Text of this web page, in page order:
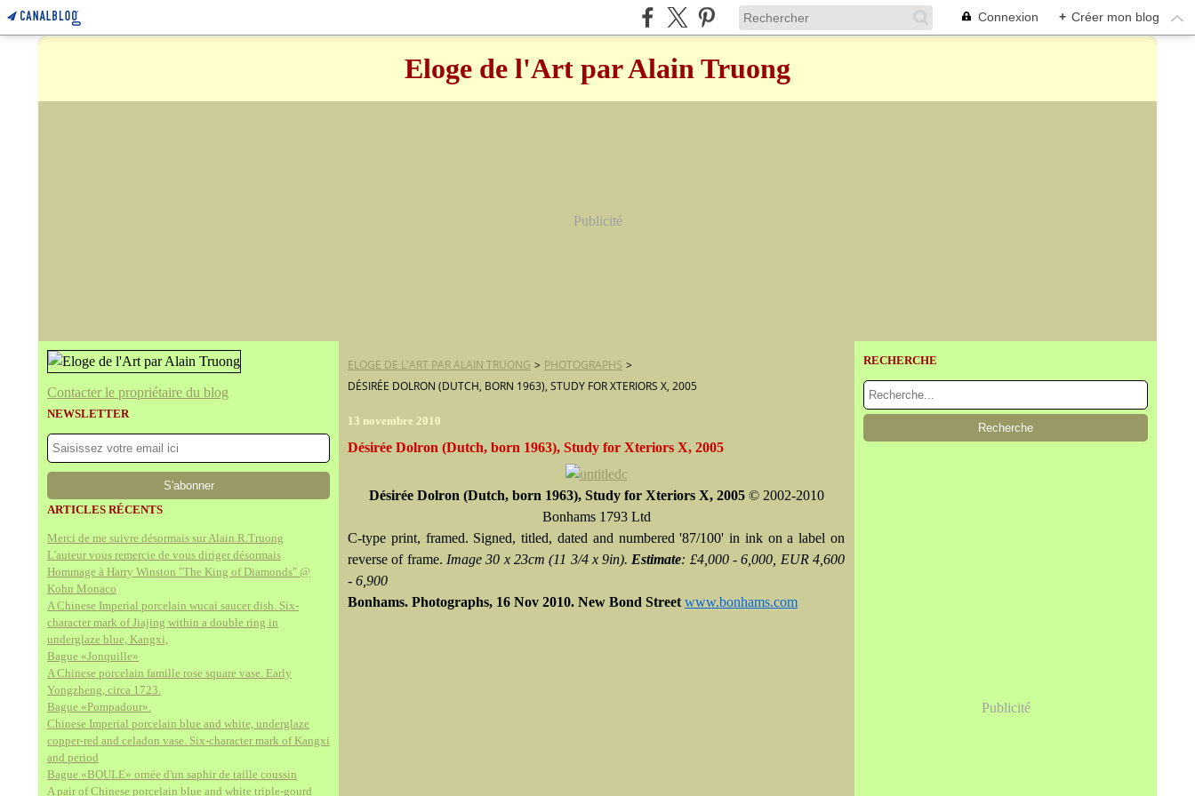
Connexion + Créer mon blog
Eloge de l'Art par Alain Truong
Publicité
Contacter le propriétaire du blog
NEWSLETTER
ARTICLES RÉCENTS
Merci de me suivre désormais sur Alain.R.Truong
L'auteur vous remercie de vous diriger désormais
Hommage à Harry Winston "The King of Diamonds" @
Kohn Monaco
A Chinese Imperial porcelain wucai saucer dish. Six-
character mark of Jiajing within a double ring in
underglaze blue, Kangxi,
Bague «Jonquille»
A Chinese porcelain famille rose square vase. Early
Yongzheng, circa 1723.
Bague «Pompadour».
Chinese Imperial porcelain blue and white, underglaze
copper-red and celadon vase. Six-character mark of Kangxi
and period
Bague «BOULE» ornée d'un saphir de taille coussin
A pair of Chinese porcelain blue and white triple-gourd
ELOGE DE L'ART PAR ALAIN TRUONG > PHOTOGRAPHS >
DÉSIRÉE DOLRON (DUTCH, BORN 1963), STUDY FOR XTERIORS X, 2005
13 novembre 2010
Désirée Dolron (Dutch, born 1963), Study for Xteriors X, 2005
Désirée Dolron (Dutch, born 1963), Study for Xteriors X, 2005 © 2002-2010
Bonhams 1793 Ltd
C-type print, framed. Signed, titled, dated and numbered '87/100' in ink on a label on
reverse of frame. Image 30 x 23cm (11 3/4 x 9in). Estimate: £4,000 - 6,000, EUR 4,600
- 6,900
Bonhams. Photographs, 16 Nov 2010. New Bond Street www.bonhams.com
RECHERCHE
Publicité